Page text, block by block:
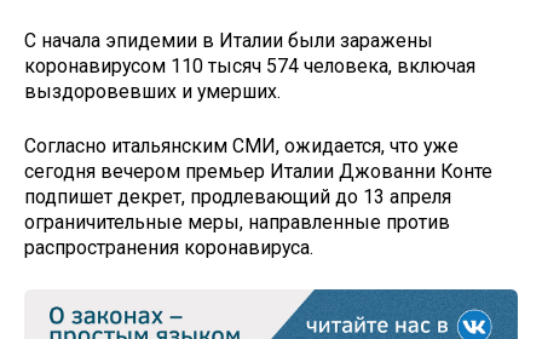
С начала эпидемии в Италии были заражены
коронавирусом 110 тысяч 574 человека, включая
выздоровевших и умерших.
Согласно итальянским СМИ, ожидается, что уже
сегодня вечером премьер Италии Джованни Конте
подпишет декрет, продлевающий до 13 апреля
ограничительные меры, направленные против
распространения коронавируса.